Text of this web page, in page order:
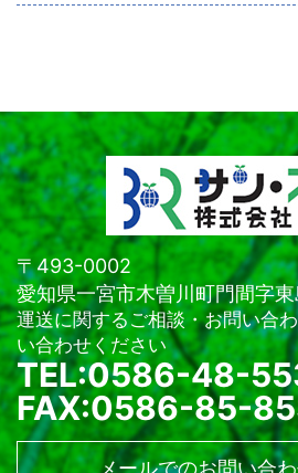
〒493-0002
愛知県一宮市木曽川町門間字
運送に関するご相談・お問い合
い合わせください
TEL:0586-48-
FAX:0586-85-
メールでのお問い合